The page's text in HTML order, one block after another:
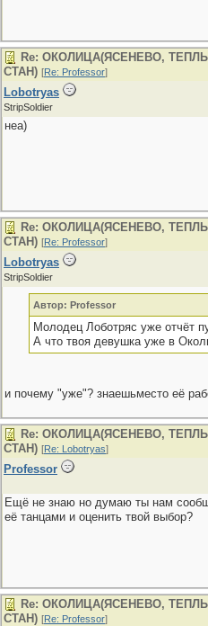
Re: ОКОЛИЦА(ЯСЕНЕВО,
СТАН) [Re: Professor]
Lobotryas
StripSoldier
неа)
Re: ОКОЛИЦА(ЯСЕНЕВО,
СТАН) [Re: Professor]
Lobotryas
StripSoldier
Автор: Professor
Молодец Лоботряс уже отчёт
А что твоя девушка уже в
и почему "уже"? знаешьместо её
Re: ОКОЛИЦА(ЯСЕНЕВО,
СТАН) [Re: Lobotryas]
Professor
Ещё не знаю но думаю ты нам
её танцами и оценить твой выбор?
Re: ОКОЛИЦА(ЯСЕНЕВО,
СТАН) [Re: Professor]